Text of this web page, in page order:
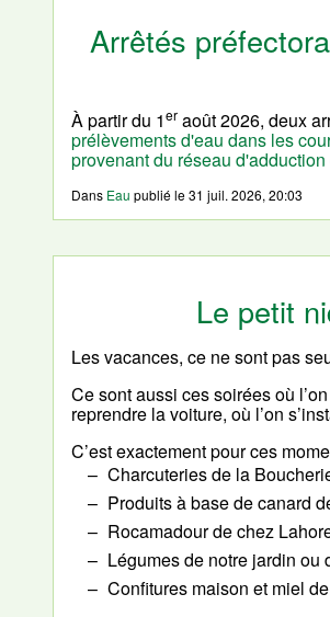
Arrêtés
À partir du 1er août 2026, deux
prélèvements d'eau dans les
provenant du réseau
Dans Eau publié le31 juil. 2026, 20:03
Le petit
Les vacances, ce ne sont pas
Ce sont aussi ces soirées où
reprendre la voiture, où l’on
C’est exactement pour ces
Charcuteries de la
Produits à base de canard
Rocamadour de chez
Légumes de notre jardin
Confitures maison et miel